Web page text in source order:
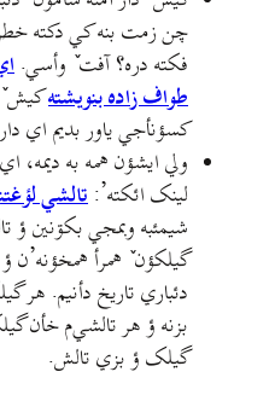
چن زمت بنه کي دکته
فکته دره؟ آفت ٚ وأسي.
طواف زاده بنویشتهکیش
کسؤنأجي ياور بديم اي
ولي ايشؤن همه به ديمه،
لينک ائکته’: تالشي
شيمئبه وبمجي بکۊنين ؤ
گيلکؤن ٚ همرأ همخؤنه’ن
دئباري تاريخ دأنيم.
بزنه ؤ هر تالشي‌م خأن
گیلک ؤ بزي تالش.